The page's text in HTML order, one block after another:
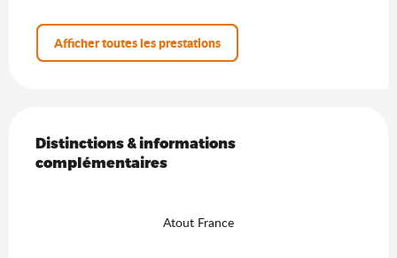
Afficher toutes les prestations
Distinctions & informations complémentaires
Distinctions & informations
complémentaires
Atout France